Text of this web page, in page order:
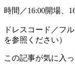
時間／16:00開場、
ドレスコード／フ
を参照ください）
この記事が気に入